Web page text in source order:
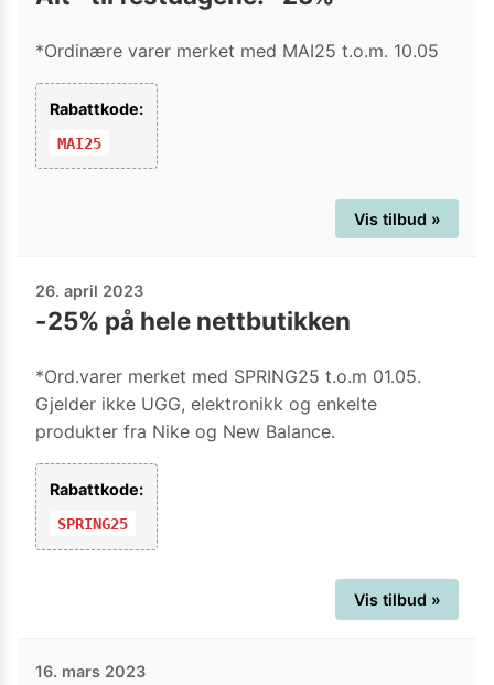
*Ordinære varer merket med MAI25 t.o.m. 10.05
Rabattkode:
MAI25
Vis tilbud »
26. april 2023
-25% på hele nettbutikken
*Ord.varer merket med SPRING25 t.o.m 01.05.
Gjelder ikke UGG, elektronikk og enkelte
produkter fra Nike og New Balance.
Rabattkode:
SPRING25
Vis tilbud »
16. mars 2023